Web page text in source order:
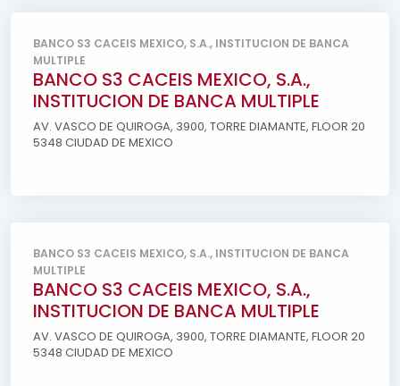
BANCO S3 CACEIS MEXICO, S.A., INSTITUCION DE BANCA
MULTIPLE
BANCO S3 CACEIS MEXICO, S.A.,
INSTITUCION DE BANCA MULTIPLE
AV. VASCO DE QUIROGA, 3900, TORRE DIAMANTE, FLOOR 20
5348 CIUDAD DE MEXICO
BANCO S3 CACEIS MEXICO, S.A., INSTITUCION DE BANCA
MULTIPLE
BANCO S3 CACEIS MEXICO, S.A.,
INSTITUCION DE BANCA MULTIPLE
AV. VASCO DE QUIROGA, 3900, TORRE DIAMANTE, FLOOR 20
5348 CIUDAD DE MEXICO